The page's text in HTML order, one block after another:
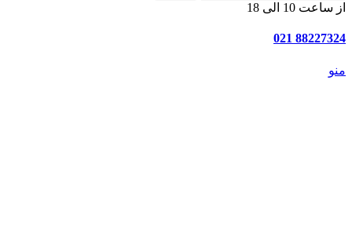
از ساعت 10 الی 18
88227324 021
منو